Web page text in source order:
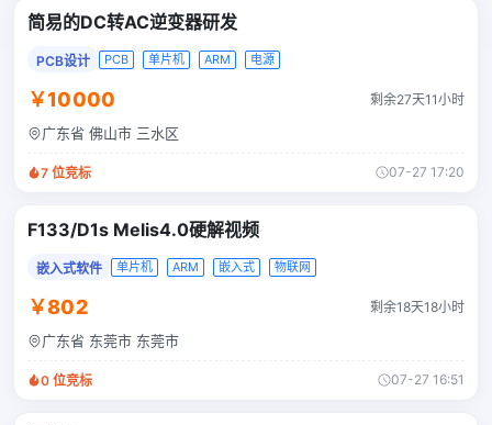
简易的DC转AC逆变器研发
PCB设计 PCB 单片机 ARM 电源
￥10000 剩余27天11小时
广东省 佛山市 三水区
7 位竞标 07-27 17:20
F133/D1s Melis4.0硬解视频
嵌入式软件 单片机 ARM 嵌入式 物联网
￥802 剩余18天18小时
广东省 东莞市 东莞市
0 位竞标 07-27 16:51